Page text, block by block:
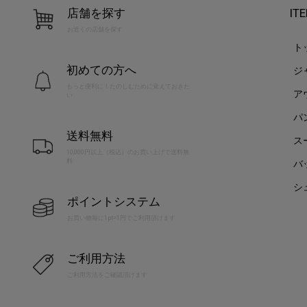
店舗を探す
お近くの店舗を探す
初めての方へ
送料無料
10,000円以上（税込）のお買い上げで送料無
ポイントシステム
お買い物毎に1pt=1円でご利用頂けます
ご利用方法
ジ
ア
パ
ス
バ
シ